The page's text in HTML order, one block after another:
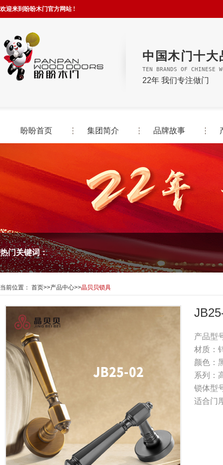
欢迎来到盼盼木门官方网站 !
中国木门十大
TEN BRANDS OF CHINESE
22年 我们专注做门
盼盼首页 集团简介 品牌故事
热门关键词：
当前位置： 首页>>产品中心>>晶贝贝锁具
产品型
材质：
颜色：
系列：
锁体型
适合门